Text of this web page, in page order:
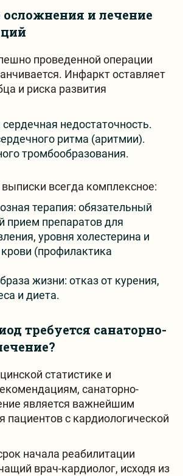
и лечение
проведенной операции
Инфаркт оставляет
и риска развития
недостаточность.
ритма (аритмии).
тромбообразования.
всегда комплексное:
терапия: обязательный
прием препаратов для
уровня холестерина и
(профилактика
жизни: отказ от курения,
и диета.
требуется санаторно-
статистике и
санаторно-
является важнейшим
пациентов с кардиологической
начала реабилитации
врач-кардиолог, исходя из